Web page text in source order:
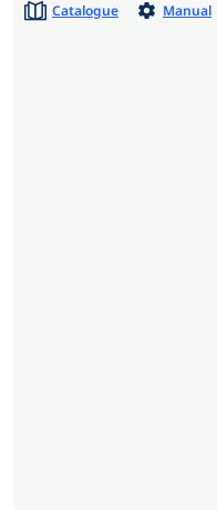
Catalogue Manual